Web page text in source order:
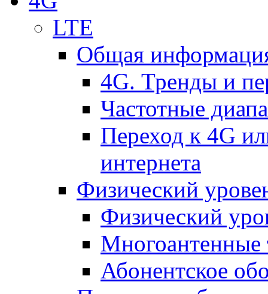
LTE
Общая
4G. Тренды и
Частотные
Переход к 4G
интернета
Физический
Физический
Многоантенные
Абонентское